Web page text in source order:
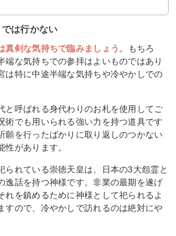
は行かない
真剣な気持ちで臨みましょう 。もちろ
端な気持ちでの参拝はよいものではあり
は特に中途半端な気持ちや冷やかしでの
と呼ばれる身代わりのお札を使用してご
術でも用いられる強い力を持つ道具です
願を行ったばかりに取り返しのつかない
性があります。
られている崇徳天皇は、日本の3大怨霊と
逸話を持つ神様です。非業の最期を遂げ
れを鎮めるために神様として祀られるよ
すので、冷やかしで訪れるのは絶対にや